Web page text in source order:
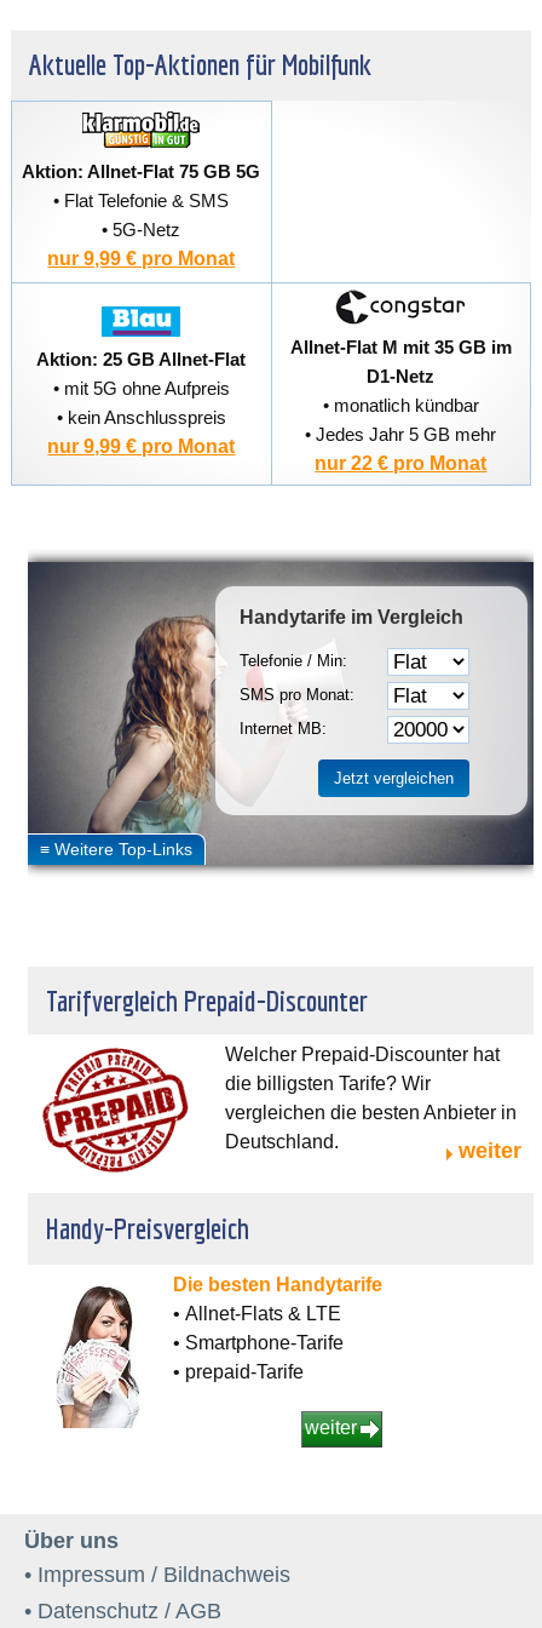
Aktuelle Top-Aktionen für Mobilfunk
Aktion: Allnet-Flat 75 GB 5G
• Flat Telefonie & SMS
• 5G-Netz
nur 9,99 € pro Monat
Aktion: 25 GB Allnet-Flat
• mit 5G ohne Aufpreis
• kein Anschlusspreis
nur 9,99 € pro Monat
Allnet-Flat M mit 35 GB im
D1-Netz
• monatlich kündbar
• Jedes Jahr 5 GB mehr
nur 22 € pro Monat
Handytarife im Vergleich
Telefonie / Min:
SMS pro Monat:
Internet MB:
Tarifvergleich Prepaid-Discounter
Welcher Prepaid-Discounter hat
die billigsten Tarife? Wir
vergleichen die besten Anbieter in
Deutschland.
weiter
Handy-Preisvergleich
Die besten Handytarife
• Allnet-Flats & LTE
• Smartphone-Tarife
• prepaid-Tarife
weiter
Über uns
• Impressum / Bildnachweis
• Datenschutz / AGB